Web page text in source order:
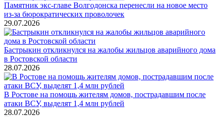
Памятник экс-главе Волгодонска перенесли на новое место
из-за бюрократических проволочек
29.07.2026
Бастрыкин откликнулся на жалобы жильцов аварийного дома
в Ростовской области
28.07.2026
В Ростове на помощь жителям домов, пострадавшим после
атаки ВСУ, выделят 1,4 млн рублей
28.07.2026